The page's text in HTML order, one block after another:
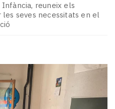
reuneix els
seves necessitats en el